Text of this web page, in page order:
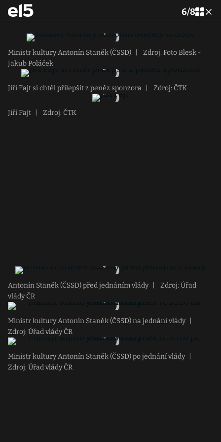
6/8
Ministr kultury Antonín Staněk (ČSSD)
Zdroj: Foto Blesk -
Jakub Poláček
Jiří Fajt si chtěl přilepšit z peněz sponzora Zdroj: ČTK
Jiří Fajt Zdroj: ČTK
Antonín Staněk (ČSSD) před jednáním vlády
Zdroj: Úřad
vlády ČR
Ministr kultury Antonín Staněk (ČSSD) na jednání vlády
Zdroj: Úřad vlády ČR
Ministr kultury Antonín Staněk (ČSSD) po jednání vlády
Zdroj: Úřad vlády ČR